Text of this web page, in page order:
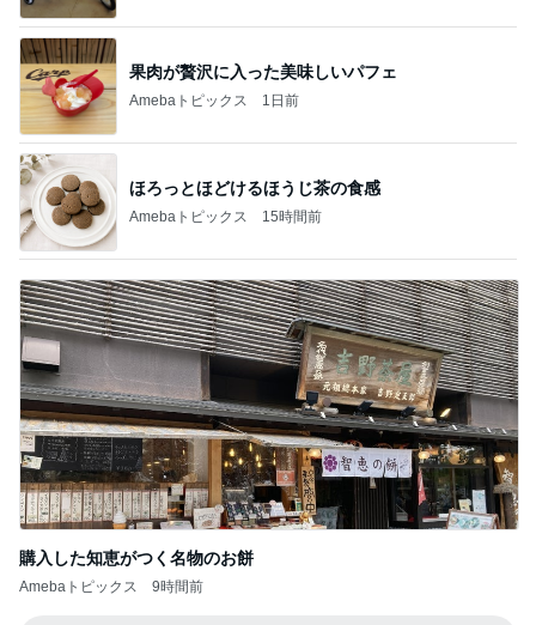
果肉が贅沢に入った美味しいパフェ
Amebaトピックス 1日前
ほろっとほどけるほうじ茶の食感
Amebaトピックス 15時間前
購入した知恵がつく名物のお餅
Amebaトピックス 9時間前